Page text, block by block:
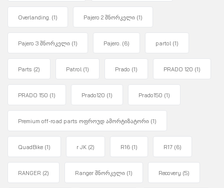
Overlanding. (1) Pajero 2 შნორკელი (1)
Pajero 3 შნორკელი (1) Pajero. (6) partol (1)
Parts (2) Patrol (1) Prado (1) PRADO 120 (1)
PRADO 150 (1) Prado120 (1) Prado150 (1)
Premium off-road parts ოფროუდ ამორტიზატორი (1)
QuadBike (1) r JK (2) R16 (1) R17 (6)
RANGER (2) Ranger შნორკელი (1) Recovery (5)